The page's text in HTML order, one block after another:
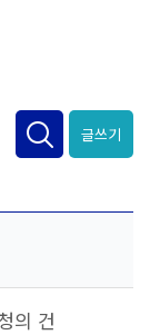
글쓰기
의 건